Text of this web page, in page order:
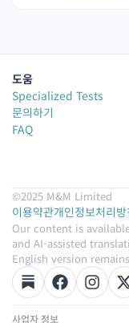
도움
Specialized Tests
문의하기
FAQ
©2025 M&M Limited
이용약관개인정보처리방
Our content is
and AI-assisted
English version
사업자 정보